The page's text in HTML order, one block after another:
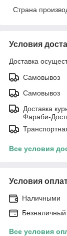
Страна
Условия
Доставка
Самовывоз
Самовывоз
Доставка
Фараби-
Все условия
Условия
Наличными
Безналичный
Все условия